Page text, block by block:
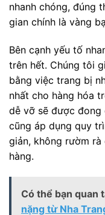
nhanh chóng, đúng
gian chính là vàng
Bên cạnh yếu tố
trên hết. Chúng tôi
bằng việc trang bị
nhất cho hàng hóa
dễ vỡ sẽ được đong
cũng áp dụng quy
giản, không rườm
hàng.
Có thể bạn quan
nặng từ Nha